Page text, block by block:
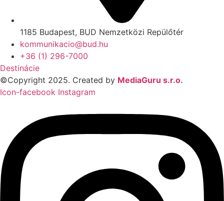
1185 Budapest, BUD Nemzetközi Repülőtér
kommunikacio@bud.hu
+36 (1) 296-7000
Destinácie
©Copyright 2025. Created by MediaGuru s.r.o.
Icon-facebook Instagram